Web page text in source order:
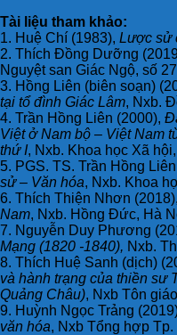
Tài liệu tham khảo:
1. Huệ Chí (1983), Lược sử
2. Thích Đồng Dưỡng
Nguyệt san Giác Ngộ, số
3. Hồng Liên (biên soạn)
tại tổ đình Giác Lâm, Nxb.
4. Trần Hồng Liên (2000),
Việt ở Nam bộ – Việt Nam
thứ I, Nxb. Khoa học Xã
5. PGS. TS. Trần Hồng
sử – Văn hóa, Nxb. Khoa
6. Thích Thiện Nhơn (2018),
Nam, Nxb. Hồng Đức, Hà
7. Nguyễn Duy Phương
Mạng (1820 -1840), Nxb.
8. Thích Huệ Sanh (dịch)
và hành trạng của thiền sư
Quảng Châu), Nxb Tôn
9. Huỳnh Ngọc Trảng
văn hóa, Nxb Tổng hợp Tp.